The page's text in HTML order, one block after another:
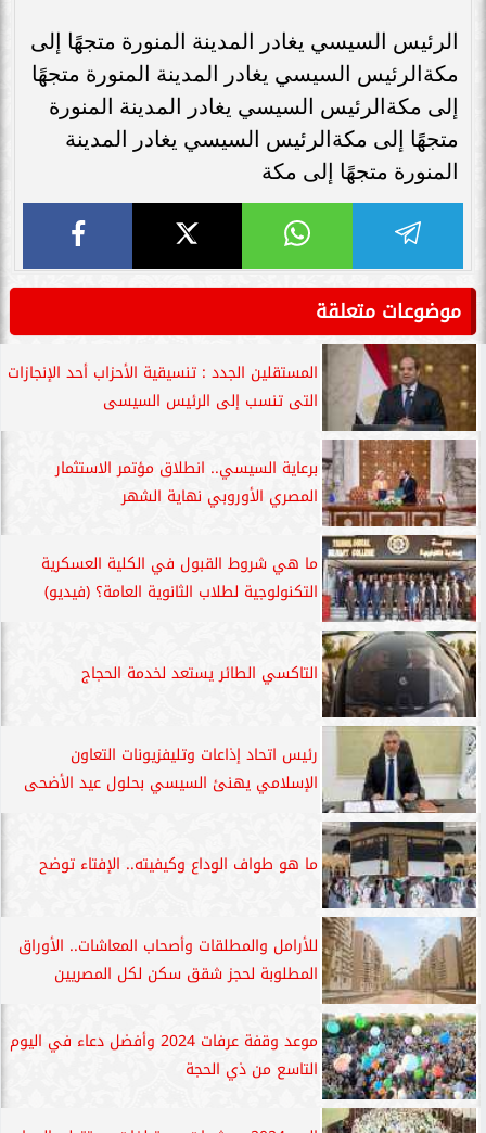
الرئيس السيسي يغادر المدينة المنورة متجهًا إلى
مكةالرئيس السيسي يغادر المدينة المنورة متجهًا
إلى مكةالرئيس السيسي يغادر المدينة المنورة
متجهًا إلى مكةالرئيس السيسي يغادر المدينة
المنورة متجهًا إلى مكة
موضوعات متعلقة
المستقلين الجدد : تنسيقية الأحزاب أحد الإنجازات
التى تنسب إلى الرئيس السيسى
برعاية السيسي.. انطلاق مؤتمر الاستثمار
المصري الأوروبي نهاية الشهر
ما هي شروط القبول في الكلية العسكرية
التكنولوجية لطلاب الثانوية العامة؟ (فيديو)
التاكسي الطائر يستعد لخدمة الحجاج
رئيس اتحاد إذاعات وتليفزيونات التعاون
الإسلامي يهنئ السيسي بحلول عيد الأضحى
ما هو طواف الوداع وكيفيته.. الإفتاء توضح
للأرامل والمطلقات وأصحاب المعاشات.. الأوراق
المطلوبة لحجز شقق سكن لكل المصريين
موعد وقفة عرفات 2024 وأفضل دعاء في اليوم
التاسع من ذي الحجة